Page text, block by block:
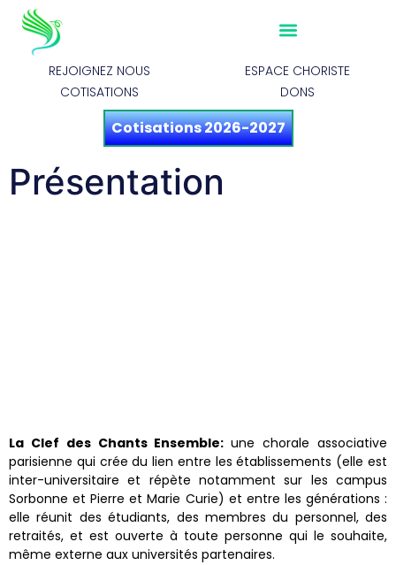
REJOIGNEZ NOUS
ESPACE CHORISTE
COTISATIONS
DONS
Cotisations 2026-2027
Présentation
La Clef des Chants Ensemble:une chorale associative
parisienne qui crée du lien entre les établissements (elle est
inter-universitaire et répète notamment sur les campus
Sorbonne et Pierre et Marie Curie) et entre les générations :
elle réunit des étudiants, des membres du personnel, des
retraités, et est ouverte à toute personne qui le souhaite,
même externe aux universités partenaires.